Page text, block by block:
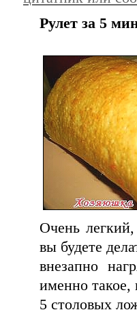
Рулет за 5
Очень
вы будете
внезапно
именно такое,
5 столовых